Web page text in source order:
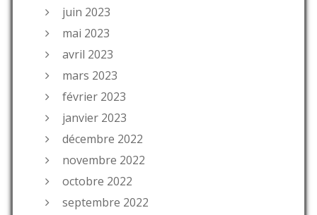
juin 2023
mai 2023
avril 2023
mars 2023
février 2023
janvier 2023
décembre 2022
novembre 2022
octobre 2022
septembre 2022